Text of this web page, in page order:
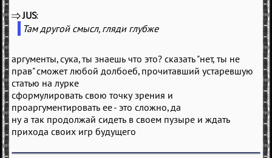
JUS
Там другой смысл, гляди глубже
аргументы, сука, ты знаешь что это? сказать "нет, ты не
прав" сможет любой долбоеб, прочитавший устаревшую
статью на лурке
сформулировать свою точку зрения и
проаргументировать ее - это сложно, да
ну а так продолжай сидеть в своем пузыре и ждать
прихода своих игр будущего